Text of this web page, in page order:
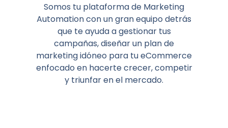
Somos tu plataforma de Marketing
Automation con un gran equipo detrás
que te ayuda a gestionar tus
campañas, diseñar un plan de
marketing idóneo para tu eCommerce
enfocado en hacerte crecer, competir
y triunfar en el mercado.